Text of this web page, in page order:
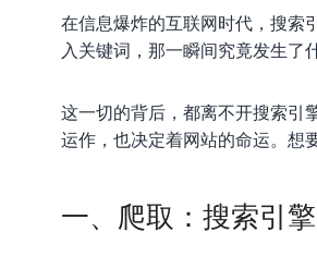
在信息爆炸的互联网时代，搜索
入关键词，那一瞬间究竟发生了
这一切的背后，都离不开搜索引
运作，也决定着网站的命运。想
一、爬取：搜索引